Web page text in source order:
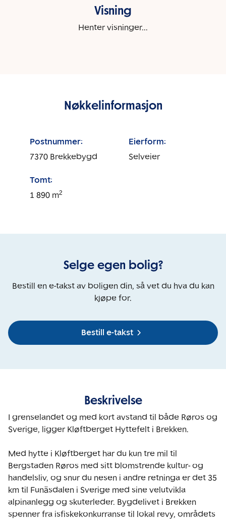
Visning
Henter visninger...
Nøkkelinformasjon
Postnummer:
7370 Brekkebygd
Eierform:
Selveier
Tomt:
1 890 m2
Selge egen bolig?
Bestill en e-takst av boligen din, så vet du hva du kan
kjøpe for.
Bestill e-takst
Beskrivelse
I grenselandet og med kort avstand til både Røros og
Sverige, ligger Kløftberget Hyttefelt i Brekken.
Med hytte i Kløftberget har du kun tre mil til
Bergstaden Røros med sitt blomstrende kultur- og
handelsliv, og snur du nesen i andre retninga er det 35
km til Funäsdalen i Sverige med sine velutvikla
alpinanlegg og skuterleder. Bygdelivet i Brekken
spenner fra isfiskekonkurranse til lokal revy, områdets